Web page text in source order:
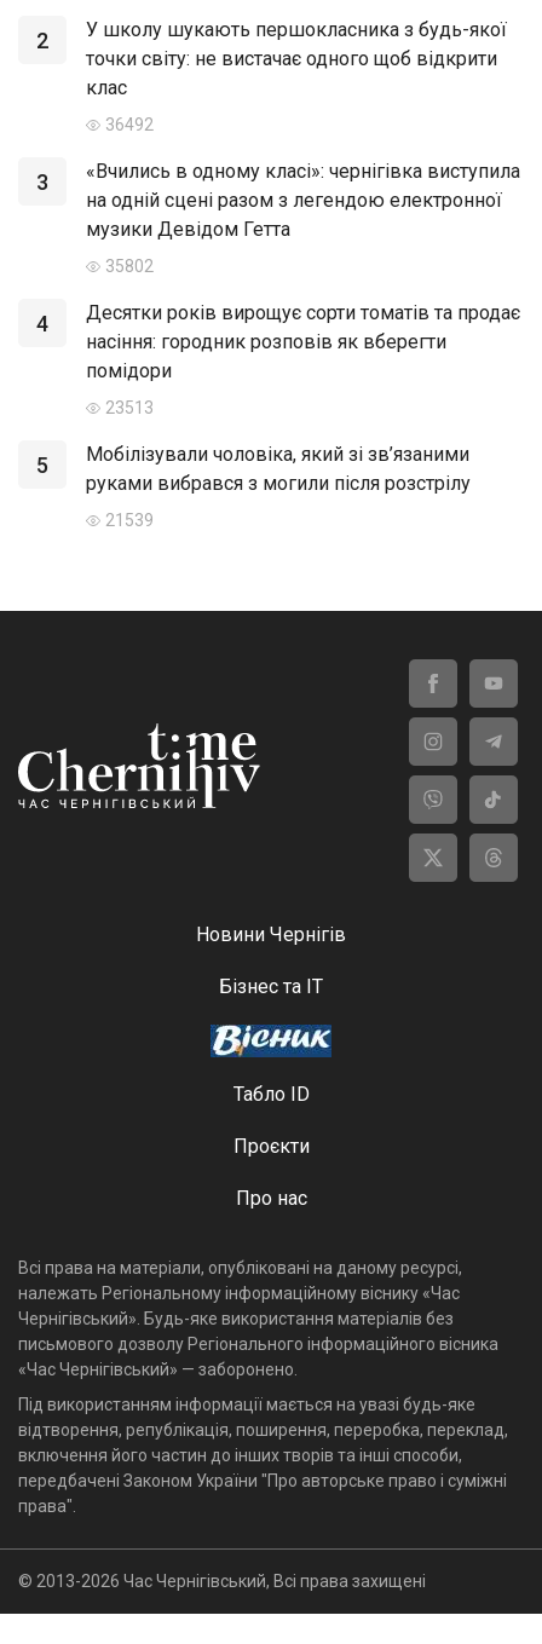
2
У школу шукають першокласника з будь-якої
точки світу: не вистачає одного щоб відкрити
клас
36492
3
«Вчились в одному класі»: чернігівка виступила
на одній сцені разом з легендою електронної
музики Девідом Гетта
35802
4
Десятки років вирощує сорти томатів та продає
насіння: городник розповів як вберегти
помідори
23513
5
Мобілізували чоловіка, який зі зв’язаними
руками вибрався з могили після розстрілу
21539
Новини Чернігів
Бізнес та ІТ
Табло ID
Проєкти
Про нас
Всі права на матеріали, опубліковані на даному ресурсі,
належать Регіональному інформаційному віснику «Час
Чернігівський». Будь-яке використання матеріалів без
письмового дозволу Регіонального інформаційного вісника
«Час Чернігівський» — заборонено.
Під використанням інформації мається на увазі будь-яке
відтворення, републікація, поширення, переробка, переклад,
включення його частин до інших творів та інші способи,
передбачені Законом України "Про авторське право і суміжні
права".
© 2013-2026 Час Чернігівський, Всі права захищені